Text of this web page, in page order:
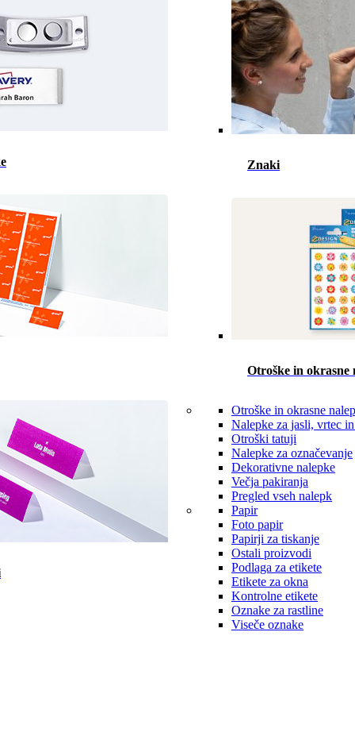
Znaki
Otroške in okrasne
Otroške in okrasne
Nalepke za jasli, vrtec
Otroški tatuji
Nalepke za označevanje
Dekorativne nalepke
Večja pakiranja
Pregled vseh nalepk
Papir
Foto papir
Papirji za tiskanje
Ostali proizvodi
Podlaga za etikete
Etikete za okna
Kontrolne etikete
Oznake za rastline
Viseče oznake